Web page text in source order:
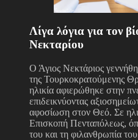
Λίγα λόγια για τον
Νεκταρίου
Ο Άγιος Νεκτάριος
της Τουρκοκρατούμενης
ηλικία αφιερώθηκε στην
επιδεικνύοντας
αφοσίωση στον Θεό. Σε
Επισκοπή Πενταπόλεως,
του και τη φιλανθρωπία